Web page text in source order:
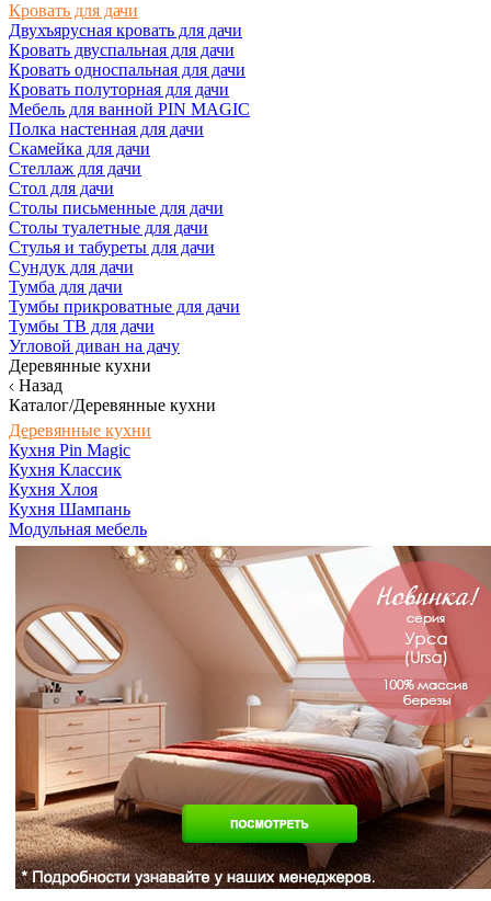
Кровать для дачи
Двухъярусная кровать для дачи
Кровать двуспальная для дачи
Кровать односпальная для дачи
Кровать полуторная для дачи
Мебель для ванной PIN MAGIC
Полка настенная для дачи
Скамейка для дачи
Стеллаж для дачи
Стол для дачи
Столы письменные для дачи
Столы туалетные для дачи
Стулья и табуреты для дачи
Сундук для дачи
Тумба для дачи
Тумбы прикроватные для дачи
Тумбы ТВ для дачи
Угловой диван на дачу
Деревянные кухни
Назад
Каталог/Деревянные кухни
Деревянные кухни
Кухня Pin Magic
Кухня Классик
Кухня Хлоя
Кухня Шампань
Модульная мебель